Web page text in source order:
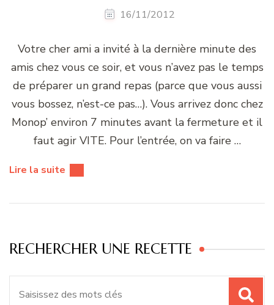
16/11/2012
Votre cher ami a invité à la dernière minute des
amis chez vous ce soir, et vous n’avez pas le temps
de préparer un grand repas (parce que vous aussi
vous bossez, n’est-ce pas…). Vous arrivez donc chez
Monop’ environ 7 minutes avant la fermeture et il
faut agir VITE. Pour l’entrée, on va faire …
Lire la suite
RECHERCHER UNE RECETTE